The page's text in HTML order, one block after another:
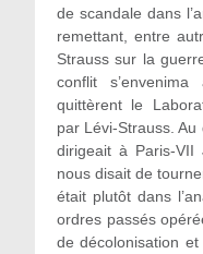
de scandale dans
remettant, entre
Strauss sur la
conflit
quittèrent le
par Lévi-Strauss. Au
dirigeait à Paris-
nous disait de
était plutôt dans
ordres passés
de décolonisation